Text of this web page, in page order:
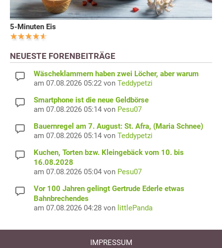
5-Minuten Eis
NEUESTE FORENBEITRÄGE
Wäscheklammern haben zwei Löcher, aber warum
am 07.08.2026 05:22 von Teddypetzi
Smartphone ist die neue Geldbörse
am 07.08.2026 05:14 von Pesu07
Bauernregel am 7. August: St. Afra, (Maria Schnee)
am 07.08.2026 05:14 von Teddypetzi
Kuchen, Torten bzw. Kleingebäck vom 10. bis
16.08.2028
am 07.08.2026 05:04 von Pesu07
Vor 100 Jahren gelingt Gertrude Ederle etwas
Bahnbrechendes
am 07.08.2026 04:28 von littlePanda
IMPRESSUM